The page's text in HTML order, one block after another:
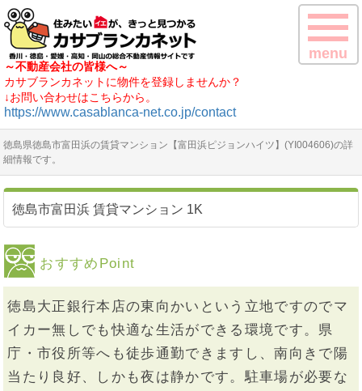
～不動産会社の皆様へ～
カサブランカネットに物件を登録しませんか？
↓お問い合わせはこちらから。
https://www.casablanca-net.co.jp/contact
menu
徳島県徳島市富田浜の賃貸マンション【富田浜ピジョンハイツ】(YI004606)の詳
細情報です。
徳島市富田浜 賃貸マンション 1K
おすすめPoint
徳島大正銀行本店の東向かいという立地ですのでマ
イカー無しでも快適な生活ができる環境です。県
庁・市役所等へも徒歩通勤できますし、南向きで陽
当たり良好、しかも夜は静かです。駐車場が必要な